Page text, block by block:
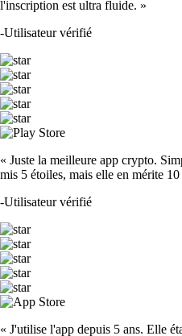
l'inscription est ultra fluide. »
-Utilisateur vérifié
« Juste la meilleure app crypto.
mis 5 étoiles, mais elle en mérite
-Utilisateur vérifié
« J'utilise l'app depuis 5 ans. Elle